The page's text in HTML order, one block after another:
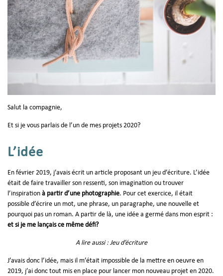
Salut la compagnie,
Et si je vous parlais de l’un de mes projets 2020?
L’idée
En février 2019, j’avais écrit un article proposant un jeu d’écriture. L’idée
était de faire travailler son ressenti, son imagination ou trouver
l’inspiration à partir d’une photographie. Pour cet exercice, il était
possible d’écrire un mot, une phrase, un paragraphe, une nouvelle et
pourquoi pas un roman. A partir de là, une idée a germé dans mon esprit :
et si je me lançais ce même défi?
A lire aussi : Jeu d’écriture
J’avais donc l’idée, mais il m’était impossible de la mettre en oeuvre en
2019, j’ai donc tout mis en place pour lancer mon nouveau projet en 2020.